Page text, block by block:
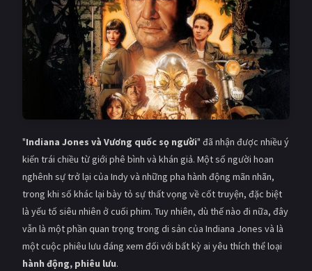
"Indiana Jones và Vương quốc sọ người" đã nhận được nhiều ý
kiến trái chiều từ giới phê bình và khán giả. Một số người hoan
nghênh sự trở lại của Indy và những pha hành động mãn nhãn,
trong khi số khác lại bày tỏ sự thất vọng về cốt truyện, đặc biệt
là yếu tố siêu nhiên ở cuối phim. Tuy nhiên, dù thế nào đi nữa, đây
vẫn là một phần quan trọng trong di sản của Indiana Jones và là
một cuộc phiêu lưu đáng xem đối với bất kỳ ai yêu thích thể loại
hành động, phiêu lưu.